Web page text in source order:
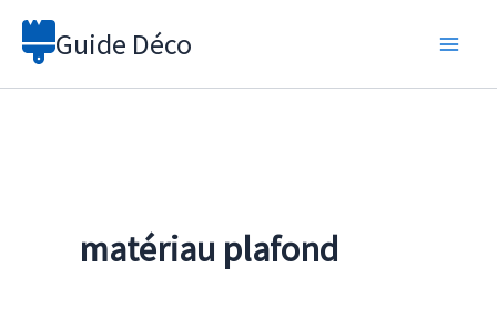
Aller
Guide Déco
matériau plafond